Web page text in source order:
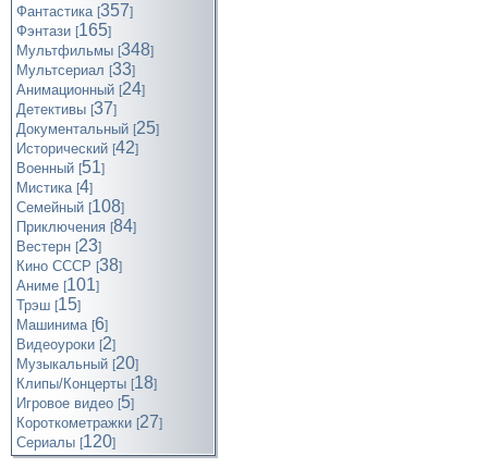
Фантастика [357]
Фэнтази [165]
Мультфильмы [348]
Мультсериал [33]
Анимационный [24]
Детективы [37]
Документальный [25]
Исторический [42]
Военный [51]
Мистика [4]
Семейный [108]
Приключения [84]
Вестерн [23]
Кино СССР [38]
Аниме [101]
Трэш [15]
Машинима [6]
Видеоуроки [2]
Музыкальный [20]
Клипы/Концерты [18]
Игровое видео [5]
Короткометражки [27]
Cериалы [120]